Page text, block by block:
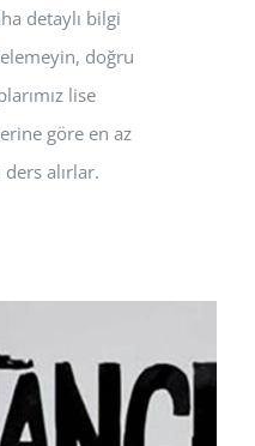
detaylı bilgi
doğru
lise
göre en az
alırlar.